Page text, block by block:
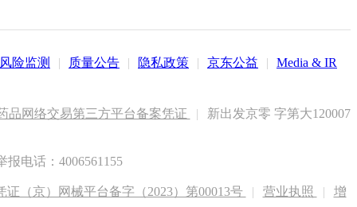
风险监测 | 质量公告 | 隐私政策 | 京东公益 | Media & IR
品网络交易第三方平台备案凭证 |
新出发京零 字第大120007
报电话：4006561155
证（京）网械平台备字（2023）第00013号 | 营业执照 |
增